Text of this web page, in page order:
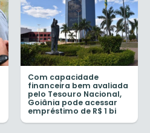
Com capacidade
financeira bem avaliada
pelo Tesouro Nacional,
Goiânia pode acessar
empréstimo de R$ 1 bi